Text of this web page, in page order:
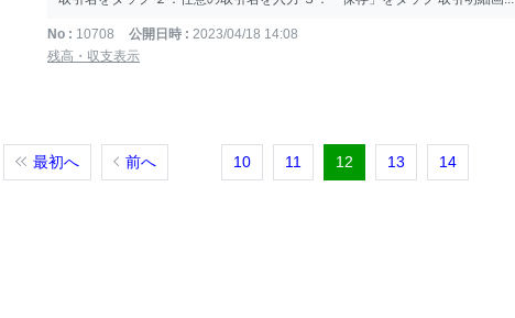
No 10708 公開日時
2023/04/18 14:08
残高・収支表示
最初へ 前へ 10 11 12 13 14